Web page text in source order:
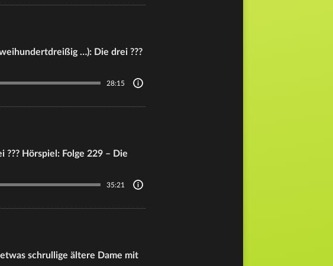
…): Die drei ???
28:15
Hörspiel: Folge 229 – Die
35:21
schrullige ältere Dame mit